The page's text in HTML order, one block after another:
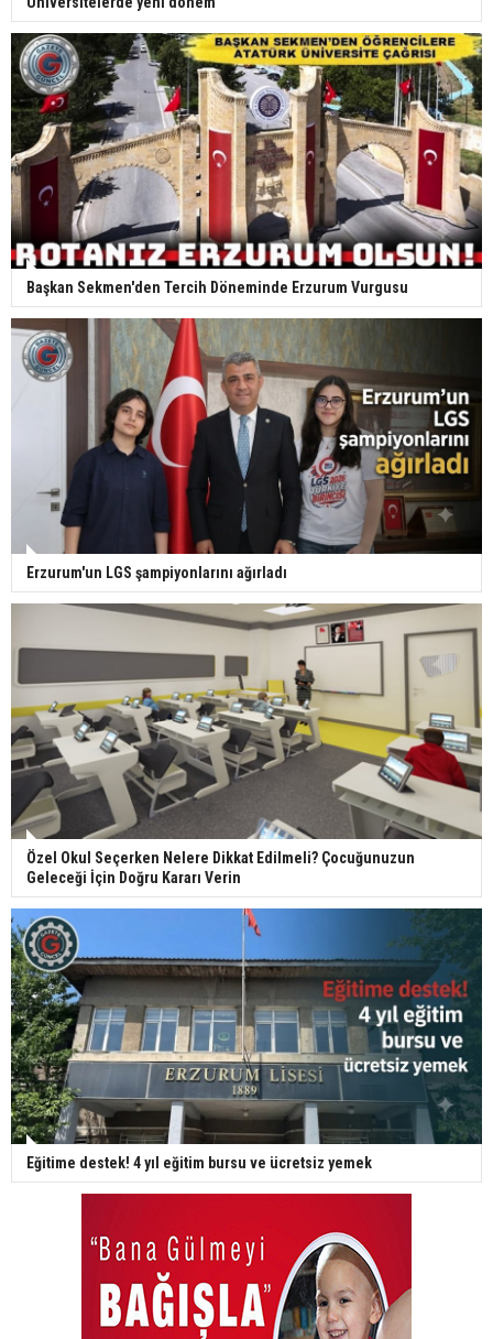
Başkan Sekmen'den Tercih Döneminde Erzurum Vurgusu
Erzurum'un LGS şampiyonlarını ağırladı
Özel Okul Seçerken Nelere Dikkat Edilmeli? Çocuğunuzun
Geleceği İçin Doğru Kararı Verin
Eğitime destek! 4 yıl eğitim bursu ve ücretsiz yemek